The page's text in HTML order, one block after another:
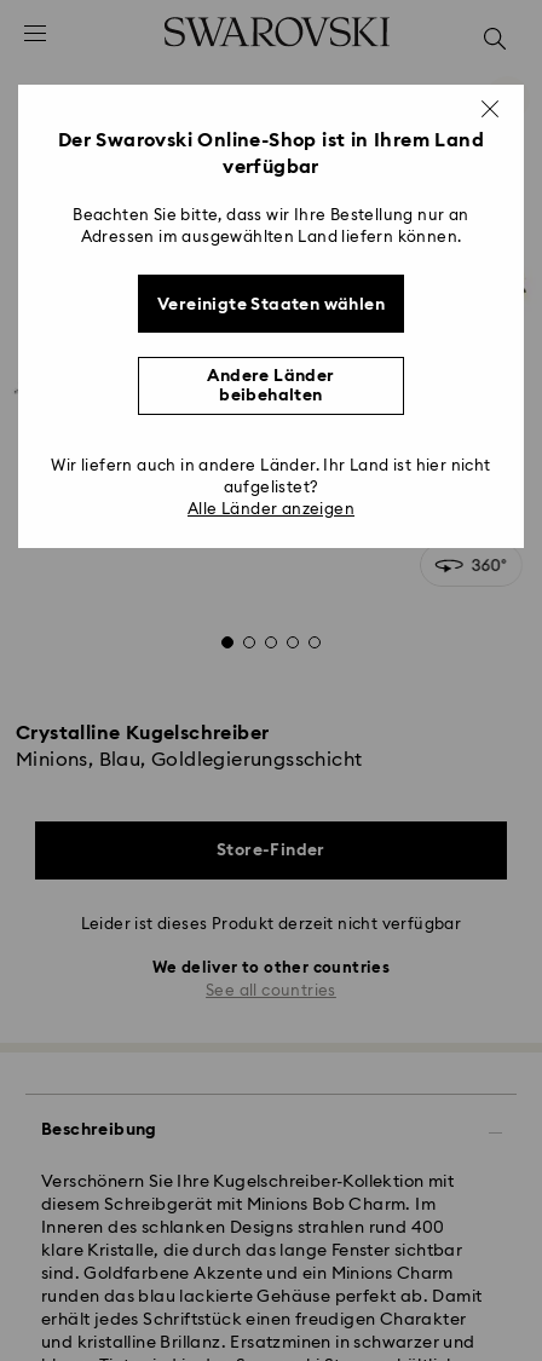
Liste Tastaturkürzel
2 - Footer
Crystalline Kugelschreiber
Minions, Blau, Goldlegierungsschicht
Store-Finder
Leider ist dieses Produkt derzeit nicht verfügbar
We deliver to other countries
See all countries
Beschreibung
Verschönern Sie Ihre Kugelschreiber-Kollektion mit
diesem Schreibgerät mit Minions Bob Charm. Im
Inneren des schlanken Designs strahlen rund 400
klare Kristalle, die durch das lange Fenster sichtbar
sind. Goldfarbene Akzente und ein Minions Charm
runden das blau lackierte Gehäuse perfekt ab. Damit
erhält jedes Schriftstück einen freudigen Charakter
und kristalline Brillanz. Ersatzminen in schwarzer und
Der Swarovski Online-Shop ist in Ihrem Land
verfügbar
Beachten Sie bitte, dass wir Ihre Bestellung nur an
Adressen im ausgewählten Land liefern können.
Vereinigte Staaten wählen
Andere Länder
beibehalten
Wir liefern auch in andere Länder. Ihr Land ist hier nicht
aufgelistet?
Alle Länder anzeigen